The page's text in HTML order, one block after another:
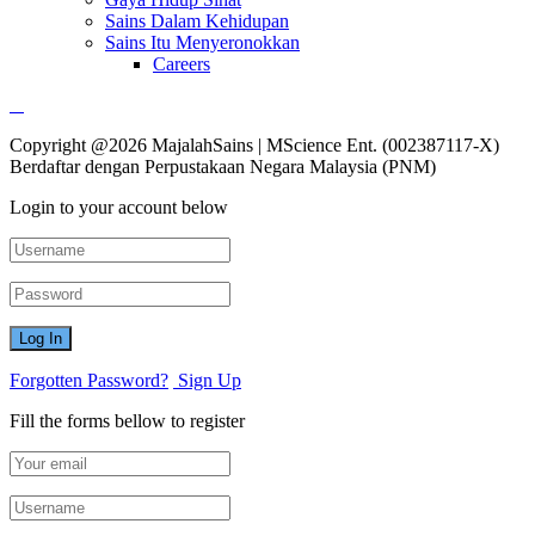
Sains Dalam Kehidupan
Sains Itu Menyeronokkan
Careers
Copyright @2026 MajalahSains | MScience Ent. (002387117-X)
Berdaftar dengan Perpustakaan Negara Malaysia (PNM)
Login to your account below
Forgotten Password? Sign Up
Fill the forms bellow to register